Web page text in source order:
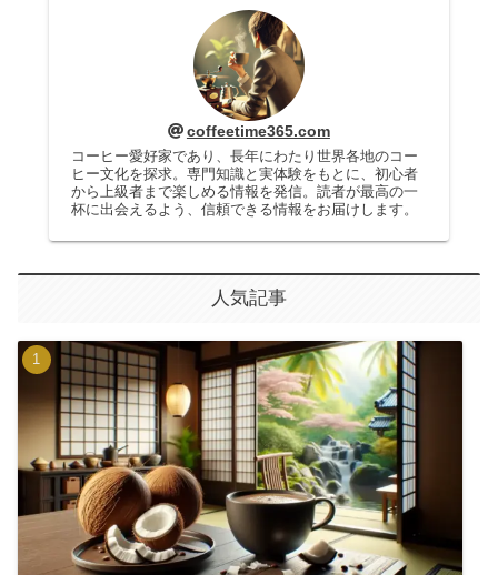
coffeetime365.com
コーヒー愛好家であり、長年にわたり世界各地のコー
ヒー文化を探求。専門知識と実体験をもとに、初心者
から上級者まで楽しめる情報を発信。読者が最高の一
杯に出会えるよう、信頼できる情報をお届けします。
人気記事